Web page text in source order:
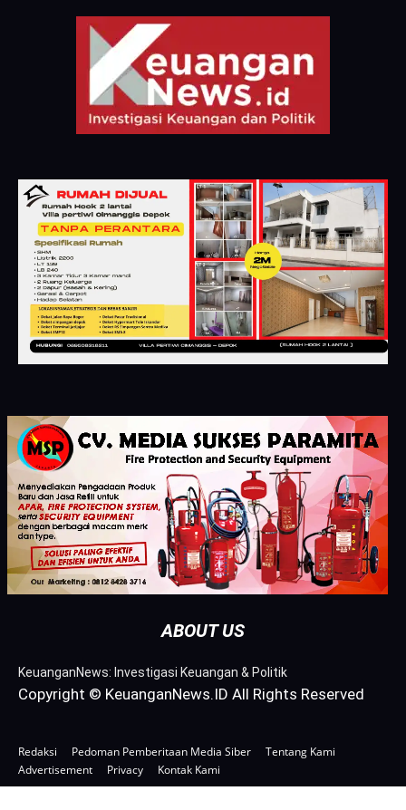
ABOUT US
KeuanganNews: Investigasi Keuangan & Politik
Copyright © KeuanganNews.ID All Rights Reserved
Redaksi Pedoman Pemberitaan Media Siber
Tentang Kami
Advertisement
Privacy Kontak Kami